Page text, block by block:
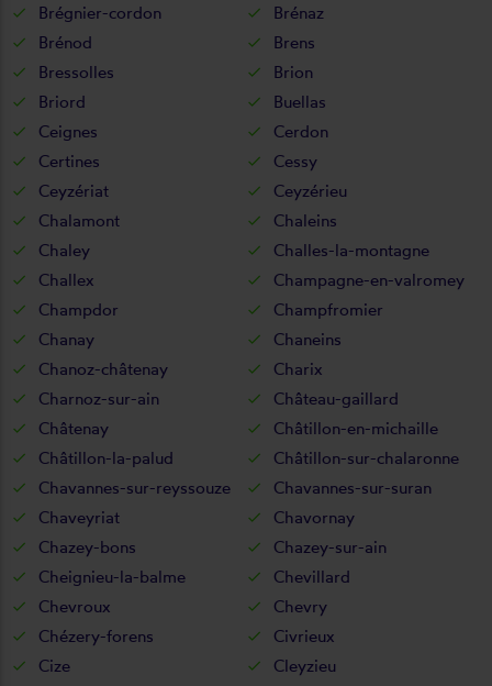
Brégnier-cordon
Brénaz
Brénod
Brens
Bressolles
Brion
Briord
Buellas
Ceignes
Cerdon
Certines
Cessy
Ceyzériat
Ceyzérieu
Chalamont
Chaleins
Chaley
Challes-la-montagne
Challex
Champagne-en-valromey
Champdor
Champfromier
Chanay
Chaneins
Chanoz-châtenay
Charix
Charnoz-sur-ain
Château-gaillard
Châtenay
Châtillon-en-michaille
Châtillon-la-palud
Châtillon-sur-chalaronne
Chavannes-sur-reyssouze
Chavannes-sur-suran
Chaveyriat
Chavornay
Chazey-bons
Chazey-sur-ain
Cheignieu-la-balme
Chevillard
Chevroux
Chevry
Chézery-forens
Civrieux
Cize
Cleyzieu